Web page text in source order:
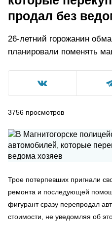
продал без
26-летний горожанин
планировали поменять
3756 просмотров
Трое потерпевших пригнали
ремонта и последующей
фигурант сразу перепродал
стоимости, не уведомляя об